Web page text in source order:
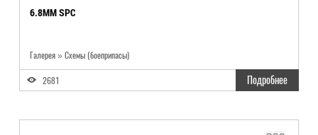
6.8MM SPC
Галерея » Схемы (боеприпасы)
2681 Подробнее